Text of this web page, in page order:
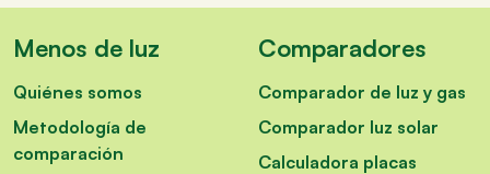
Menos de luz
Quiénes somos
Metodología de
comparación
Comparadores
Comparador de luz y gas
Comparador luz solar
Calculadora placas